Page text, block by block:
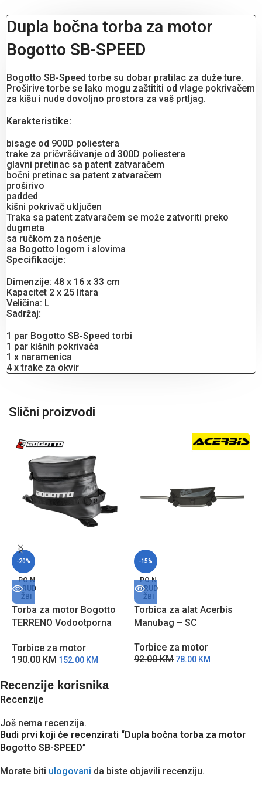
Dupla bočna torba za motor
Bogotto SB-SPEED
Bogotto SB-Speed ​​torbe su dobar pratilac za duže ture.
Proširive torbe se lako mogu zaštititi od vlage pokrivačem
za kišu i nude dovoljno prostora za vaš prtljag.
Karakteristike:
bisage od 900D poliestera
trake za pričvršćivanje od 300D poliestera
glavni pretinac sa patent zatvaračem
bočni pretinac sa patent zatvaračem
proširivo
padded
kišni pokrivač uključen
Traka sa patent zatvaračem se može zatvoriti preko
dugmeta
sa ručkom za nošenje
sa Bogotto logom i slovima
Specifikacije:
Dimenzije: 48 x 16 x 33 cm
Kapacitet 2 x 25 litara
Veličina: L
Sadržaj:
1 par Bogotto SB-Speed ​​torbi
1 par kišnih pokrivača
1 x naramenica
4 x trake za okvir
Slični proizvodi
-20%
PO N
ARUD
ŽBI
Torba za motor Bogotto
TERRENO Vodootporna
Torbice za motor
190.00KM 152.00 KM
-15%
PO N
ARUD
ŽBI
Torbica za alat Acerbis
Manubag – SC
Torbice za motor
92.00KM 78.00 KM
Recenzije korisnika
Recenzije
Još nema recenzija.
Budi prvi koji će recenzirati “Dupla bočna torba za motor
Bogotto SB-SPEED”
Morate biti ulogovani da biste objavili recenziju.